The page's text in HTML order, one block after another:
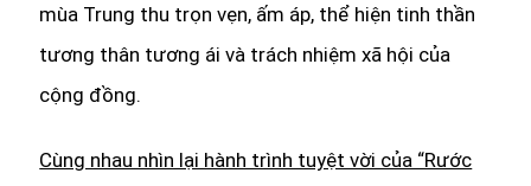
mùa Trung thu trọn vẹn, ấm áp, thể hiện tinh thần
tương thân tương ái và trách nhiệm xã hội của
cộng đồng.
Cùng nhau nhìn lại hành trình tuyệt vời của “Rước